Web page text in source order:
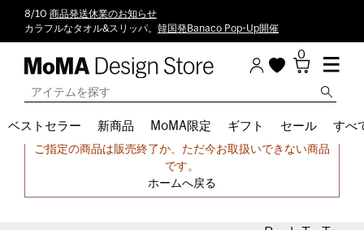
8/10 商品発送休業のお知らせ
カラフルなタオル&スリッパ。 韓国発Banaco Pop-Up開催
0
ベストセラー 新商品 MoMA限定 ギフト セール すべ
申し訳ございません。
ご指定の商品は販売終了か、ただ今お取扱いできない商品
です。
ホームへ戻る